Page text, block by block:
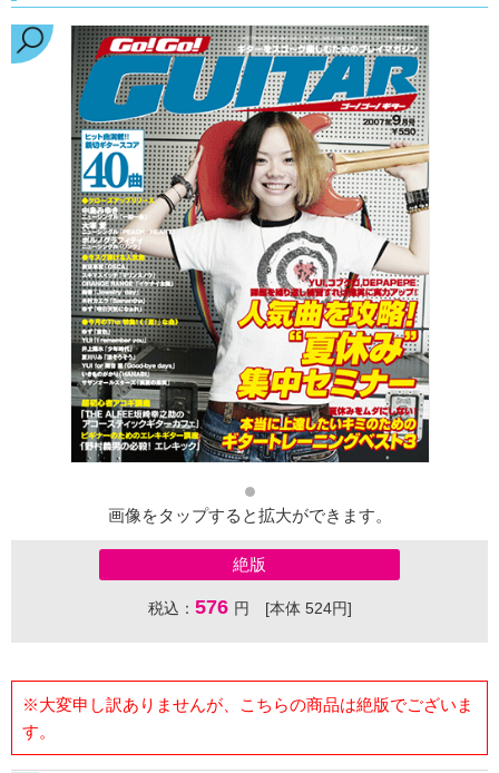
画像をタップすると拡大ができます。
絶版
税込： 576 円 [本体 524円]
※大変申し訳ありませんが、こちらの商品は絶版でございま
す。